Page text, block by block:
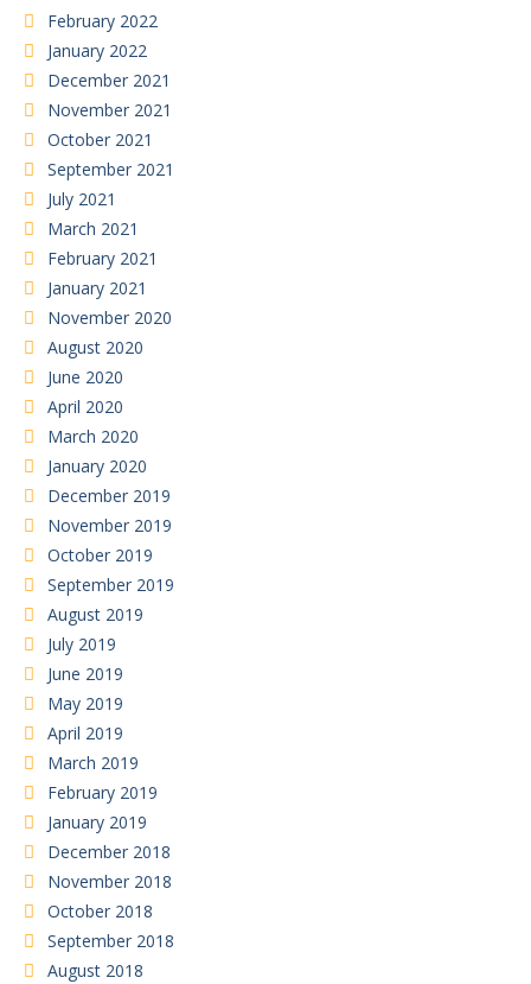
February 2022
January 2022
December 2021
November 2021
October 2021
September 2021
July 2021
March 2021
February 2021
January 2021
November 2020
August 2020
June 2020
April 2020
March 2020
January 2020
December 2019
November 2019
October 2019
September 2019
August 2019
July 2019
June 2019
May 2019
April 2019
March 2019
February 2019
January 2019
December 2018
November 2018
October 2018
September 2018
August 2018